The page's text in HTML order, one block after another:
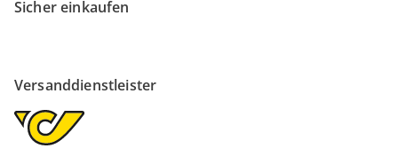
Sicher einkaufen
Versanddienstleister